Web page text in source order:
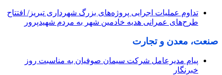
تداوم عملیات اجرایی پروژه‌های بزرگ شهرداری تبریز/ افتتاح
طرح‌های عمرانی هدیه خادمین شهر به مردم شهیدپرور
صنعت، معدن و تجارت
پیام مدیرعامل شرکت سیمان صوفیان به مناسبت روز
خبرنگار